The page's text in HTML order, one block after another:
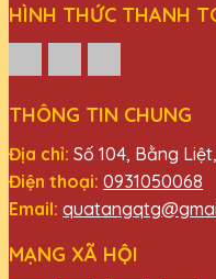
HÌNH THỨC THANH
THÔNG TIN CHUNG
Địa chỉ: Số 104, Bằng
Điện thoại: 0931050068
Email:
MẠNG XÃ HỘI